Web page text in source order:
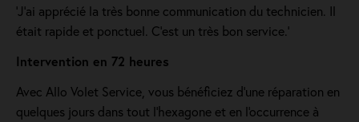
'J’ai apprécié la très bonne communication du technicien. Il
était rapide et ponctuel. C’est un très bon service.'
Intervention en 72 heures
Avec Allo Volet Service, vous bénéficiez d'une réparation en
quelques jours dans tout l'hexagone et en l'occurrence à